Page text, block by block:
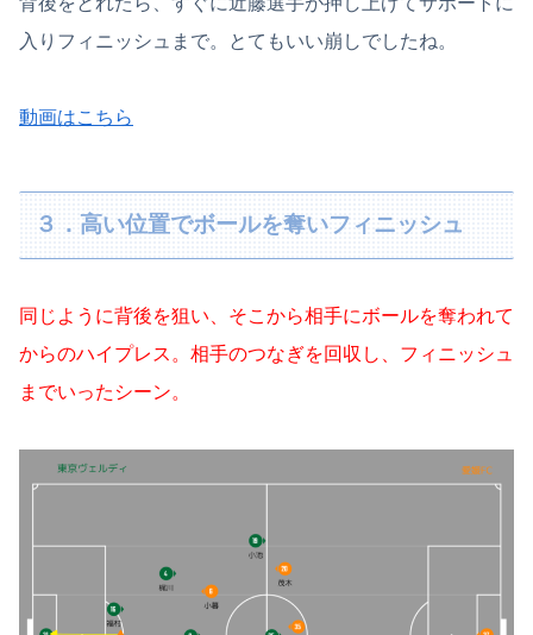
入りフィニッシュまで。とてもいい崩しでしたね。
動画はこちら
３．高い位置でボールを奪いフィニッシュ
同じように背後を狙い、そこから相手にボールを奪われて
からのハイプレス。相手のつなぎを回収し、フィニッシュ
までいったシーン。